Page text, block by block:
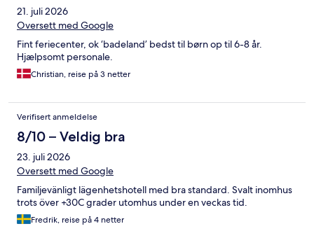
21. juli 2026
Oversett med Google
Fint feriecenter, ok ‘badeland’ bedst til børn op til 6-8 år.
Hjælpsomt personale.
Christian, reise på 3 netter
Verifisert anmeldelse
8/10 – Veldig bra
23. juli 2026
Oversett med Google
Familjevänligt lägenhetshotell med bra standard. Svalt inomhus
trots över +30C grader utomhus under en veckas tid.
Fredrik, reise på 4 netter